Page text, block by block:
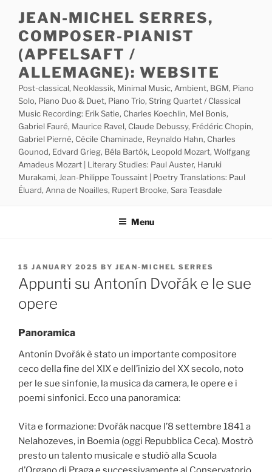
content
JEAN-MICHEL SERRES,
COMPOSER-PIANIST
(APFELSAFT /
ALLEMAGNE): WEBSITE
Post-classical, Neoklassik, Minimal Music, Ambient, BGM, Piano
Solo, Piano Duo & Duet, Piano Trio, String Quartet / Classical
Music Recording: Erik Satie, Charles Koechlin, Mel Bonis,
Gabriel Fauré, Maurice Ravel, Claude Debussy, Frédéric Chopin,
Gabriel Pierné, Cécile Chaminade, Reynaldo Hahn, Charles
Gounod, Edvard Grieg, Béla Bartók, Leopold Mozart, Wolfgang
Amadeus Mozart | Literary Studies: Paul Auster, Haruki
Murakami, Jean-Philippe Toussaint | Poetry Translations: Paul
Éluard, Anna de Noailles, Rupert Brooke, Sara Teasdale
Menu
POSTED
ON
15 JANUARY 2025 BY JEAN-MICHEL SERRES
Appunti su Antonín Dvořák e le sue
opere
Panoramica
Antonín Dvořák è stato un importante compositore
ceco della fine del XIX e dell’inizio del XX secolo, noto
per le sue sinfonie, la musica da camera, le opere e i
poemi sinfonici. Ecco una panoramica:
Vita e formazione: Dvořák nacque l’8 settembre 1841 a
Nelahozeves, in Boemia (oggi Repubblica Ceca). Mostrò
presto un talento musicale e studiò alla Scuola